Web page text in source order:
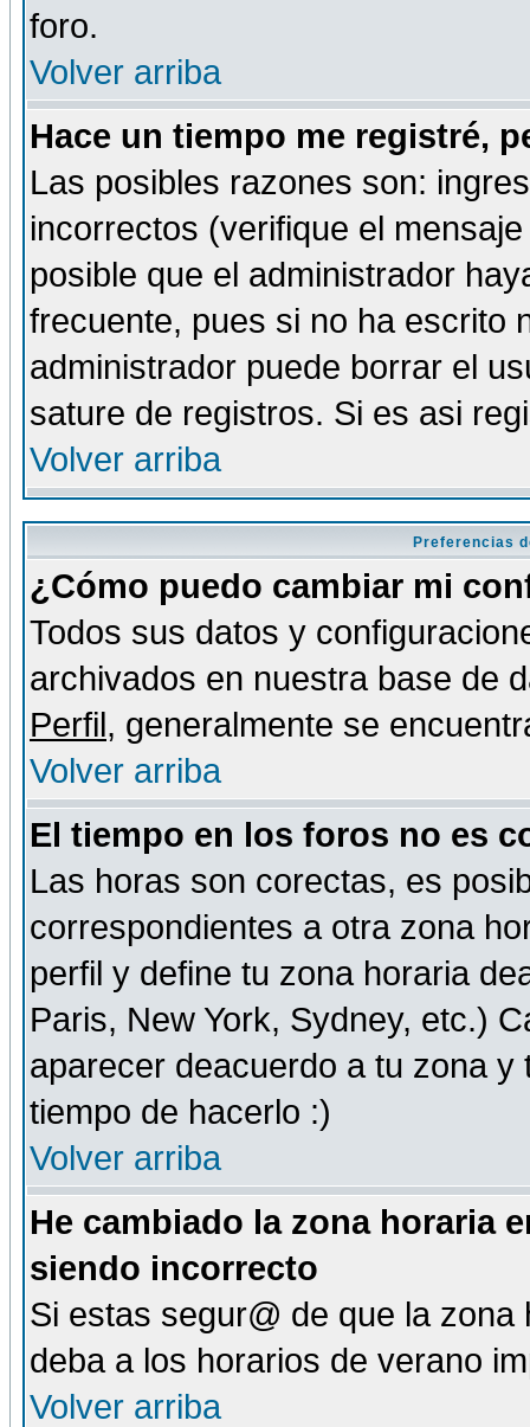
foro.
Volver arriba
Hace un tiempo me registré,
Las posibles razones son:
incorrectos (verifique el
posible que el administrador
frecuente, pues si no ha escrito
administrador puede borrar el
sature de registros. Si es asi
Volver arriba
Preferencias
¿Cómo puedo cambiar mi
Todos sus datos y
archivados en nuestra base de
Perfil, generalmente se
Volver arriba
El tiempo en los foros no es
Las horas son corectas, es
correspondientes a otra zona
perfil y define tu zona horaria
Paris, New York, Sydney, etc.)
aparecer deacuerdo a tu zona
tiempo de hacerlo :)
Volver arriba
He cambiado la zona horaria
siendo incorrecto
Si estas segur@ de que la
deba a los horarios de verano
Volver arriba